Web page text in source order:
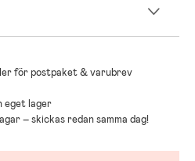
månader.
vagn för dig och ditt barn
med många modeller,
hjälper dig att jämföra
som är trygg, bekväm och smidig för
för postpaket & varubrev
eget lager
– skickas redan samma dag!